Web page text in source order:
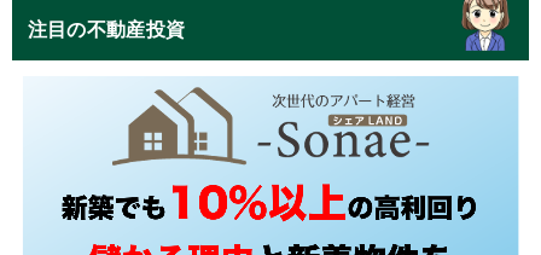
注目の不動産投資